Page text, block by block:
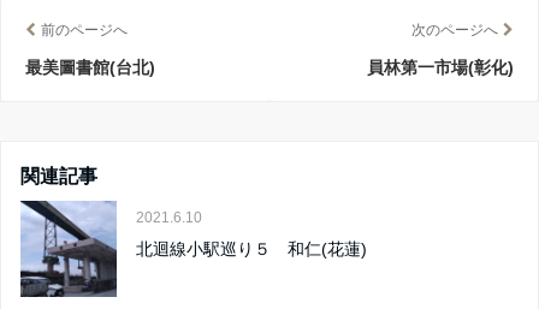
前のページへ
最美圖書館(台北)
次のページへ
員林第一市場(彰化)
関連記事
2021.6.10
北迴線小駅巡り５ 和仁(花蓮)